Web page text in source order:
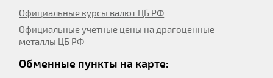
Официальные курсы валют ЦБ РФ
Официальные учетные цены на драгоценные
металлы ЦБ РФ
Обменные пункты на карте: